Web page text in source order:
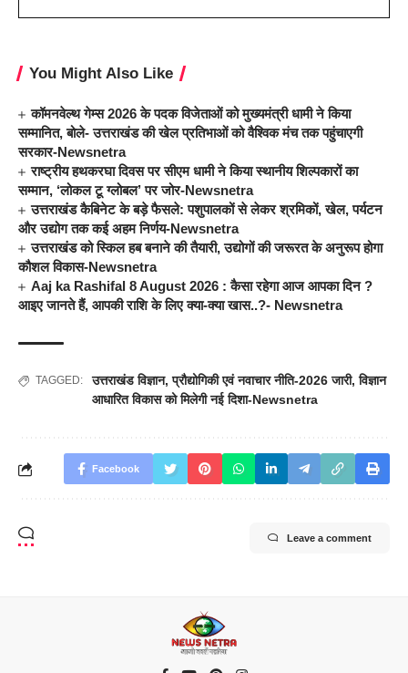
You Might Also Like
कॉमनवेल्थ गेम्स 2026 के पदक विजेताओं को मुख्यमंत्री धामी ने किया
सम्मानित, बोले- उत्तराखंड की खेल प्रतिभाओं को वैश्विक मंच तक पहुंचाएगी
सरकार-Newsnetra
राष्ट्रीय हथकरघा दिवस पर सीएम धामी ने किया स्थानीय शिल्पकारों का
सम्मान, ‘लोकल टू ग्लोबल’ पर जोर-Newsnetra
उत्तराखंड कैबिनेट के बड़े फैसले: पशुपालकों से लेकर श्रमिकों, खेल, पर्यटन
और उद्योग तक कई अहम निर्णय-Newsnetra
उत्तराखंड को स्किल हब बनाने की तैयारी, उद्योगों की जरूरत के अनुरूप होगा
कौशल विकास-Newsnetra
Aaj ka Rashifal 8 August 2026 : कैसा रहेगा आज आपका दिन ?
आइए जानते हैं, आपकी राशि के लिए क्या-क्या खास..?- Newsnetra
TAGGED: उत्तराखंड विज्ञान,प्रौद्योगिकी एवं नवाचार नीति-2026 जारी,विज्ञान
आधारित विकास को मिलेगी नई दिशा-Newsnetra
Facebook
Leave a comment